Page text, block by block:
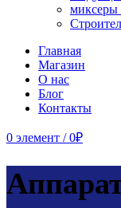
миксеры
Главная
Магазин
О нас
Блог
Контакты
0 элемент / 0₽